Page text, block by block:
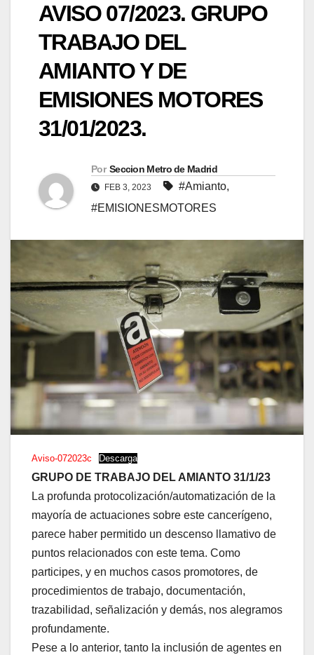
AVISO 07/2023. GRUPO
TRABAJO DEL
AMIANTO Y DE
EMISIONES MOTORES
31/01/2023.
Por Seccion Metro de Madrid
FEB 3, 2023 #Amianto,
#EMISIONESMOTORES
Aviso-072023c Descarga
GRUPO DE TRABAJO DEL AMIANTO 31/1/23
La profunda protocolización/automatización de la
mayoría de actuaciones sobre este cancerígeno,
parece haber permitido un descenso llamativo de
puntos relacionados con este tema. Como
participes, y en muchos casos promotores, de
procedimientos de trabajo, documentación,
trazabilidad, señalización y demás, nos alegramos
profundamente.
Pese a lo anterior, tanto la inclusión de agentes en